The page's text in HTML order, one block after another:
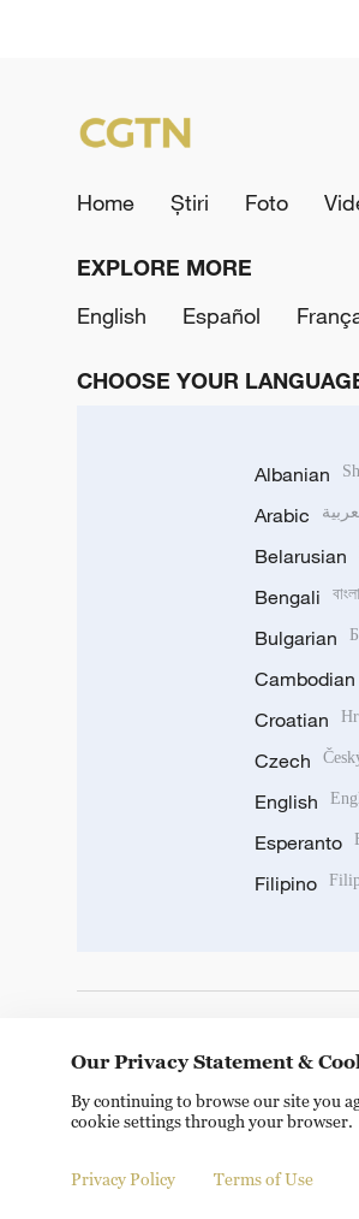
Home Știri Foto
EXPLORE MORE
English
Español
CHOOSE YOUR
Albanian
Arabic
Belarusian
Bengali বাংলা
Bulgarian
Cambodian
Croatian
Czech
English
Esperanto
Filipino
Copyright © 2024 CGTN. 京ICP备
Our Privacy Statement &
By continuing to browse our site you
cookie settings through your browser.
Privacy Policy Terms of Use